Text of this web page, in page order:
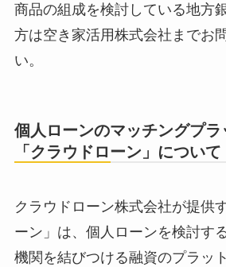
商品の組成を検討している地方
方は空き家活用株式会社までお
い。
個人ローンのマッチングプラ
「クラウドローン」について
クラウドローン株式会社が提供
ーン」は、個人ローンを検討す
機関を結びつける融資のプラッ